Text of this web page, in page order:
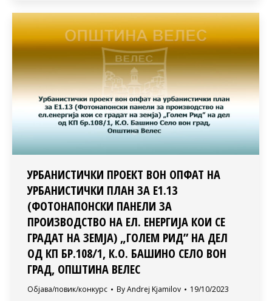
УРБАНИСТИЧКИ ПРОЕКТ ВОН ОПФАТ НА
УРБАНИСТИЧКИ ПЛАН ЗА Е1.13
(ФОТОНАПОНСКИ ПАНЕЛИ ЗА
ПРОИЗВОДСТВО НА ЕЛ. ЕНЕРГИЈА КОИ СЕ
ГРАДАТ НА ЗЕМЈА) „ГОЛЕМ РИД” НА ДЕЛ
ОД КП БР.108/1, К.О. БАШИНО СЕЛО ВОН
ГРАД, ОПШТИНА ВЕЛЕС
Објава/повик/конкурс ByAndrej Kjamilov 19/10/2023